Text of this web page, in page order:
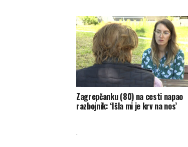
Zagrepčanku (80) na cesti napao
razbojnik: ‘Išla mi je krv na nos’
.